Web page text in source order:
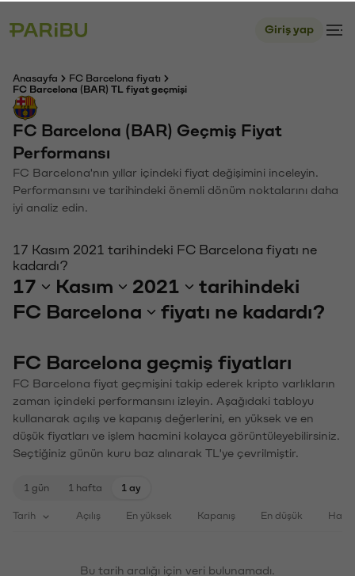
Giriş yap
Anasayfa
FC Barcelona fiyatı
FC Barcelona (BAR) TL fiyat geçmişi
FC Barcelona (BAR) Geçmiş Fiyat
Performansı
FC Barcelona'nın yıllar içindeki fiyat değişimini inceleyin.
Performansını ve tarihindeki önemli dönüm noktalarını daha
iyi analiz edin.
17 Kasım 2021 tarihindeki FC Barcelona fiyatı ne
kadardı?
17 Kasım 2021
tarihindeki
FC Barcelona
fiyatı ne kadardı?
FC Barcelona geçmiş fiyatları
FC Barcelona fiyat geçmişini takip ederek kripto varlıkların
zaman içindeki performansını izleyin. Aşağıdaki tabloyu
kullanarak açılış ve kapanış değerlerini, en yüksek ve en
düşük fiyatları ve işlem hacmini kolayca görüntüleyebilirsiniz.
Seçtiğiniz günün kuru baz alınarak TL'ye çevrilmiştir.
1 gün 1 hafta 1 ay
Tarih Açılış En yüksek Kapanış En düşük
Bu tarih aralığı için veri bulunamadı.